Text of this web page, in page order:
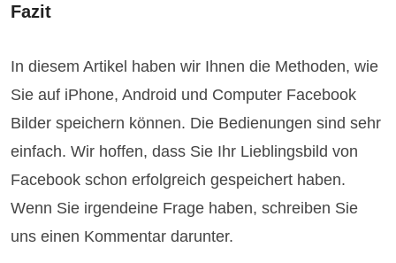
Fazit
In diesem Artikel haben wir Ihnen die Methoden, wie
Sie auf iPhone, Android und Computer Facebook
Bilder speichern können. Die Bedienungen sind sehr
einfach. Wir hoffen, dass Sie Ihr Lieblingsbild von
Facebook schon erfolgreich gespeichert haben.
Wenn Sie irgendeine Frage haben, schreiben Sie
uns einen Kommentar darunter.